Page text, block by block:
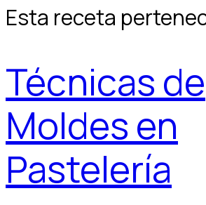
Esta receta
Técnicas de
Moldes en
Pastelería